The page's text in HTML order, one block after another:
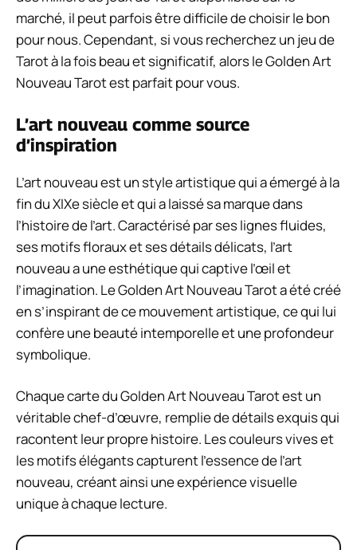
marché, il peut parfois être difficile de choisir le bon
pour nous. Cependant, si vous recherchez un jeu de
Tarot à la fois beau et significatif, alors le Golden Art
Nouveau Tarot est parfait pour vous.
L’art nouveau comme source
d’inspiration
L’art nouveau est un style artistique qui a émergé à la
fin du XIXe siècle et qui a laissé sa marque dans
l’histoire de l’art. Caractérisé par ses lignes fluides,
ses motifs floraux et ses détails délicats, l’art
nouveau a une esthétique qui captive l’œil et
l’imagination. Le Golden Art Nouveau Tarot a été créé
en s’inspirant de ce mouvement artistique, ce qui lui
confère une beauté intemporelle et une profondeur
symbolique.
Chaque carte du Golden Art Nouveau Tarot est un
véritable chef-d’œuvre, remplie de détails exquis qui
racontent leur propre histoire. Les couleurs vives et
les motifs élégants capturent l’essence de l’art
nouveau, créant ainsi une expérience visuelle
unique à chaque lecture.